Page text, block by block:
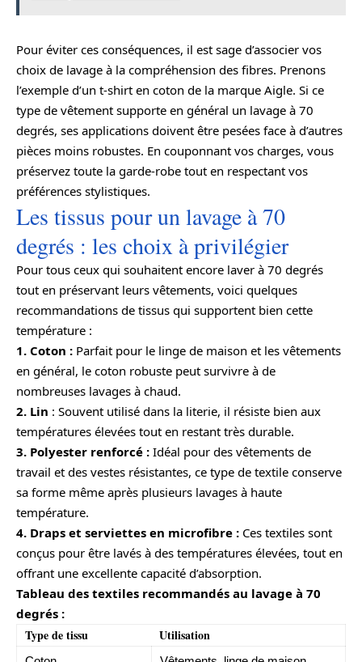
Pour éviter ces conséquences, il est sage d’associer vos
choix de lavage à la compréhension des fibres. Prenons
l’exemple d’un t-shirt en coton de la marque Aigle. Si ce
type de vêtement supporte en général un lavage à 70
degrés, ses applications doivent être pesées face à d’autres
pièces moins robustes. En couponnant vos charges, vous
préservez toute la garde-robe tout en respectant vos
préférences stylistiques.
Les tissus pour un lavage à 70
degrés : les choix à privilégier
Pour tous ceux qui souhaitent encore laver à 70 degrés
tout en préservant leurs vêtements, voici quelques
recommandations de tissus qui supportent bien cette
température :
1. Coton : Parfait pour le linge de maison et les vêtements
en général, le coton robuste peut survivre à de
nombreuses lavages à chaud.
2. Lin : Souvent utilisé dans la literie, il résiste bien aux
températures élevées tout en restant très durable.
3. Polyester renforcé : Idéal pour des vêtements de
travail et des vestes résistantes, ce type de textile conserve
sa forme même après plusieurs lavages à haute
température.
4. Draps et serviettes en microfibre : Ces textiles sont
conçus pour être lavés à des températures élevées, tout en
offrant une excellente capacité d’absorption.
Tableau des textiles recommandés au lavage à 70
degrés :
Type de tissu Utilisation